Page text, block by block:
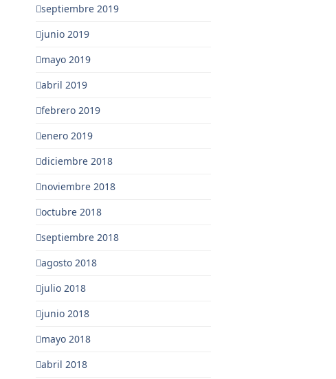
septiembre 2019
junio 2019
mayo 2019
abril 2019
febrero 2019
enero 2019
diciembre 2018
noviembre 2018
octubre 2018
septiembre 2018
agosto 2018
julio 2018
junio 2018
mayo 2018
abril 2018